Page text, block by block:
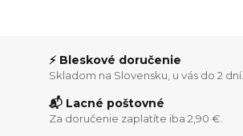
⚡ Bleskové doručenie
Skladom na Slovensku, u vás do 2 dní.
📬 Lacné poštovné
Za doručenie zaplatíte iba 2,90 €.